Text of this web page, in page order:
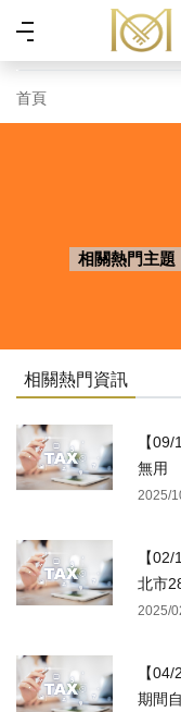
Skip to main content
首頁
相關熱門主題
相關熱門資訊
【
無用
2025/
【
北市
2025/
【
期間